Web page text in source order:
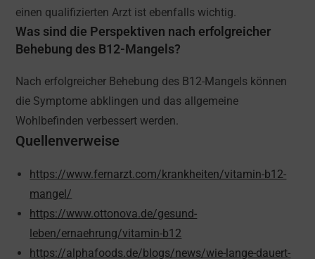
einen qualifizierten Arzt ist ebenfalls wichtig.
Was sind die Perspektiven nach erfolgreicher
Behebung des B12-Mangels?
Nach erfolgreicher Behebung des B12-Mangels können
die Symptome abklingen und das allgemeine
Wohlbefinden verbessert werden.
Quellenverweise
https://www.fernarzt.com/krankheiten/vitamin-b12-
mangel/
https://www.ottonova.de/gesund-
leben/ernaehrung/vitamin-b12
https://alphafoods.de/blogs/news/wie-lange-dauert-